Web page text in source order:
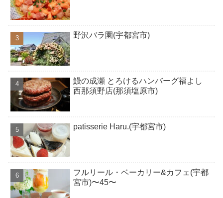
野沢バラ園(宇都宮市)
鰻の成瀬 とろけるハンバーグ福よし
西那須野店(那須塩原市)
patisserie Haru.(宇都宮市)
フルリール・ベーカリー&カフェ(宇都
宮市)〜45〜